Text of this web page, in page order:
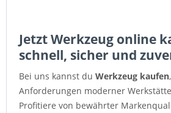
Jetzt Werkzeug online
schnell, sicher und
Bei uns kannst du Werkzeug kaufen
Anforderungen moderner
Profitiere von bewährter